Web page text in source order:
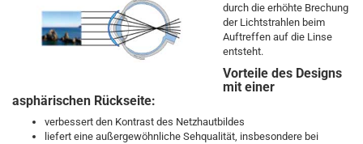
durch die erhöhte Brechung
der Lichtstrahlen beim
Auftreffen auf die Linse
entsteht.
Vorteile des Designs
mit einer
asphärischen Rückseite:
verbessert den Kontrast des Netzhautbildes
liefert eine außergewöhnliche Sehqualität, insbesondere bei